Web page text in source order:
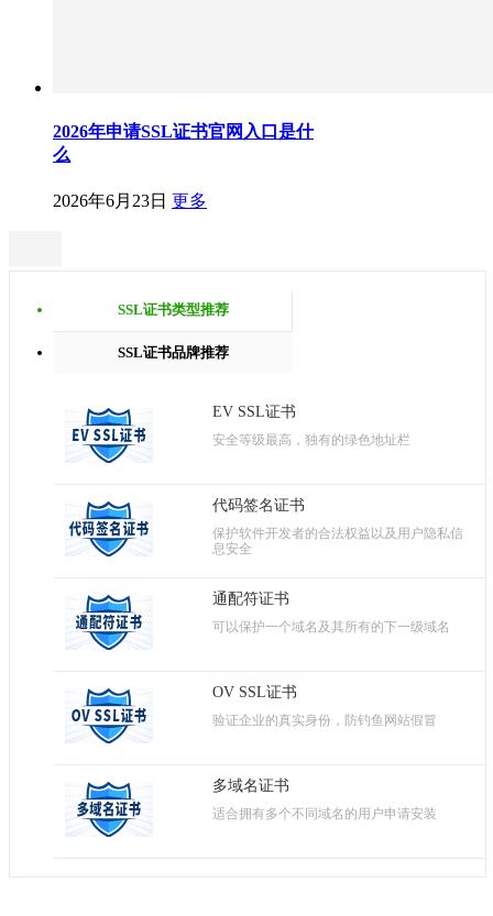
2026年申请SSL证书官网入口是什
么
2026年6月23日 更多
SSL证书类型推荐
SSL证书品牌推荐
EV SSL证书
安全等级最高，独有的绿色地址栏
代码签名证书
保护软件开发者的合法权益以及用户隐私信
息安全
通配符证书
可以保护一个域名及其所有的下一级域名
OV SSL证书
验证企业的真实身份，防钓鱼网站假冒
多域名证书
适合拥有多个不同域名的用户申请安装